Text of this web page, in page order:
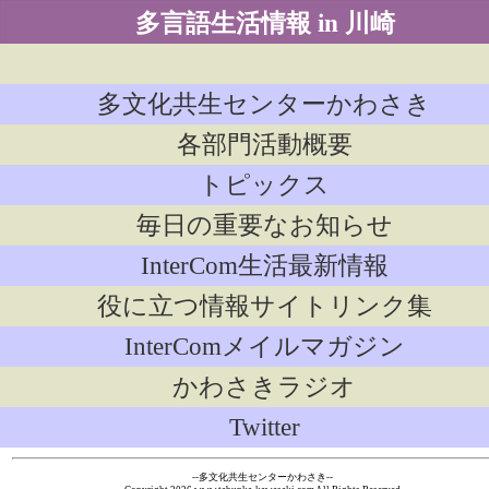
多言語生活情報 in 川崎
多文化共生センターかわさき
各部門活動概要
トピックス
毎日の重要なお知らせ
InterCom生活最新情報
役に立つ情報サイトリンク集
InterComメイルマガジン
かわさきラジオ
Twitter
--多文化共生センターかわさき--